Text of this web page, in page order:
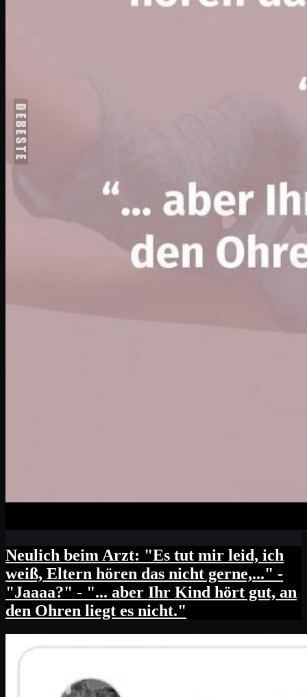
Neulich beim Arzt: "Es tut mir leid, ich
weiß, Eltern hören das nicht gerne,..." -
"Jaaaa?" - "... aber Ihr Kind hört gut, an
den Ohren liegt es nicht."